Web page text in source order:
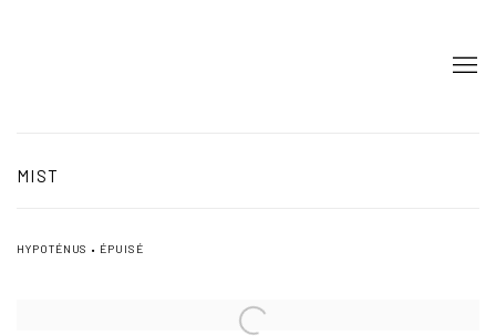
MIST
HYPOTÉNUS • ÉPUISÉ